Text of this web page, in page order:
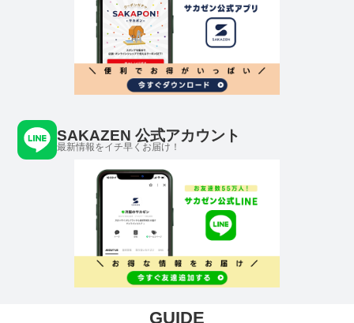
SAKAZEN 公式アカウント
最新情報をイチ早くお届け！